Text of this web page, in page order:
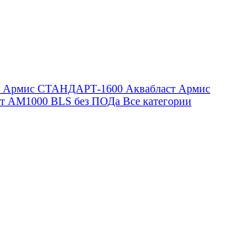
Армис СТАНДАРТ-1600 Аквабласт Армис
AM1000 BLS без ПОДа Все категории